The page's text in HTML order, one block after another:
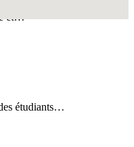
et…
étudiants…